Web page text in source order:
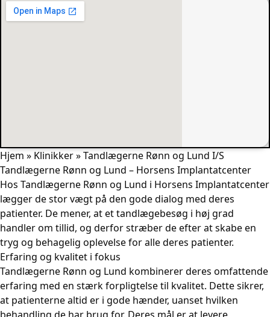
Hjem » Klinikker»Tandlægerne Rønn og Lund I/S
Tandlægerne Rønn og Lund – Horsens Implantatcenter
Hos Tandlægerne Rønn og Lund i Horsens Implantatcenter
lægger de stor vægt på den gode dialog med deres
patienter. De mener, at et tandlægebesøg i høj grad
handler om tillid, og derfor stræber de efter at skabe en
tryg og behagelig oplevelse for alle deres patienter.
Erfaring og kvalitet i fokus
Tandlægerne Rønn og Lund kombinerer deres omfattende
erfaring med en stærk forpligtelse til kvalitet. Dette sikrer,
at patienterne altid er i gode hænder, uanset hvilken